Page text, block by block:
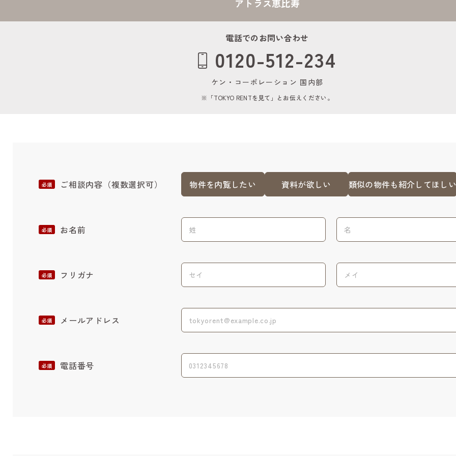
アトラス恵比寿
電話でのお問い合わせ
0120-512-234
ケン・コーポレーション 国内部
※「TOKYO RENTを見て」とお伝えください。
必須 ご相談内容 （複数選択可） 物件を内覧したい 資料が欲しい 類似の物件も紹介してほしい
必須 お名前
必須 フリガナ
必須 メールアドレス
必須 電話番号